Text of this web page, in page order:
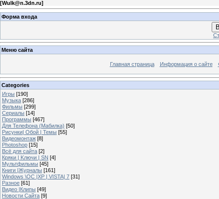
[Wulk@n.3dn.ru]
Форма входа
Меню сайта
Главная страница Информация о сайте
Categories
Игры [190]
Музыка [286]
Фильмы [299]
Сериалы [14]
Программы [467]
Для Телефона (Мабилка) [50]
Рисунки| Обой | Темы [55]
Видеомонтаж [8]
Photoshop [15]
Всё для сайта [2]
Кряки | Kлючи | SN [4]
Мультфильмы [45]
Книги |Журналы [161]
Windows \OC |XP | VISTA| 7 [31]
Разное [61]
Видео |Клипы [49]
Новости Сайта [9]